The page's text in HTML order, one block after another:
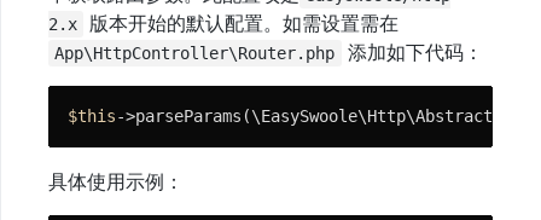
2.x
版本开始的默认配置。如需设置需在
App\HttpController\Router.php 添加如下代码：
$this-
具体使用示例：